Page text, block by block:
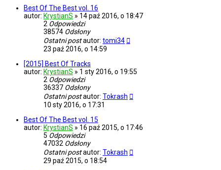
Best Of The Best vol. 16
autor: KrystianS » 14 paź 2016, o 18:47
2 Odpowiedzi
38574 Odsłony
Ostatni postautor: tomi34
23 paź 2016, o 14:59
[2015] Best Of Tracks
autor: KrystianS » 1 sty 2016, o 19:55
2 Odpowiedzi
36337 Odsłony
Ostatni postautor: Tokrash
10 sty 2016, o 17:31
Best Of The Best vol. 15
autor: KrystianS » 16 paź 2015, o 17:46
5 Odpowiedzi
47032 Odsłony
Ostatni postautor: Tokrash
29 paź 2015, o 18:54